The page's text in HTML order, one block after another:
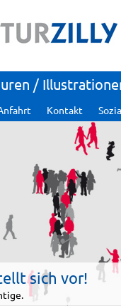
/
Kontakt
sich vor!